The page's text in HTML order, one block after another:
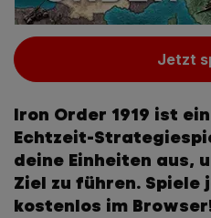
Jetzt
Iron Order 1919 ist
Echtzeit-
deine Einheiten aus,
Ziel zu führen. Spiele
kostenlos im